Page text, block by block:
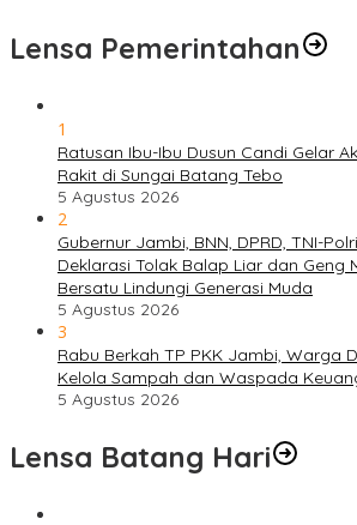
Lensa Pemerintahan
1
Ratusan Ibu-Ibu Dusun Candi Gelar
Rakit di Sungai Batang Tebo
5 Agustus 2026
2
Gubernur Jambi, BNN, DPRD, TNI-
Deklarasi Tolak Balap Liar dan Geng
Bersatu Lindungi Generasi Muda
5 Agustus 2026
3
Rabu Berkah TP PKK Jambi, Warga
Kelola Sampah dan Waspada
5 Agustus 2026
Lensa Batang Hari